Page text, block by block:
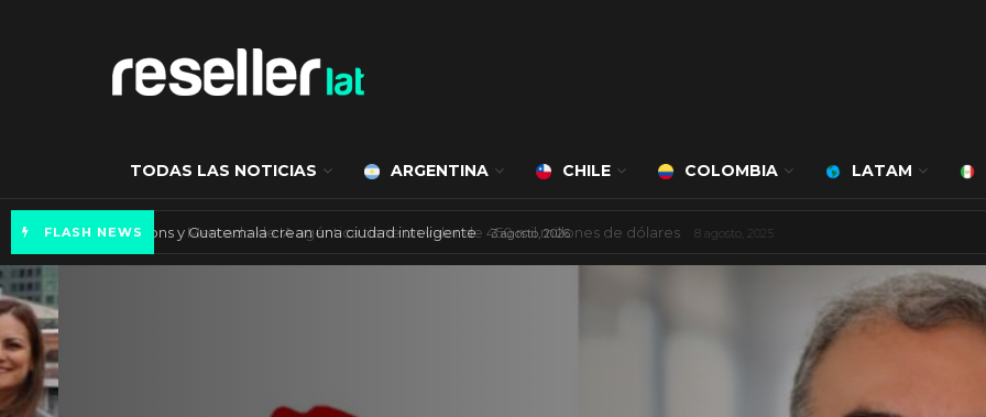
TODAS LAS NOTICIAS ARGENTINA CHILE COLOMBIA LATAM
FLASH NEWS Axis Communications y Guatemala crean una ciudad inteligente 3 agosto, 2026